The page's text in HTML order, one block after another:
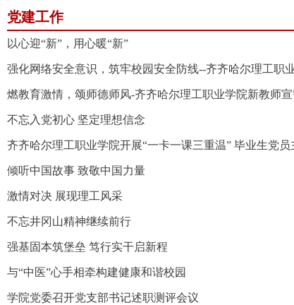
党建工作
以心迎“新”，用心暖“新”
强化网络安全意识，筑牢校园安全防线--齐齐哈尔理工职
燃教育激情，颂师德师风-齐齐哈尔理工职业学院新教师
不忘入党初心 坚定理想信念
齐齐哈尔理工职业学院开展“一卡一课三重温” 毕业生党员
倾听中国故事 致敬中国力量
激情对决 展现理工风采
不忘井冈山精神继续前行
强基固本筑堡垒 笃行实干启新程
与“中医”心手相牵构建健康和谐校园
学院党委召开党支部书记述职测评会议